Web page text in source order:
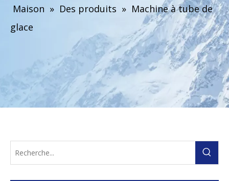
Maison » Des produits » Machine à tube de
glace